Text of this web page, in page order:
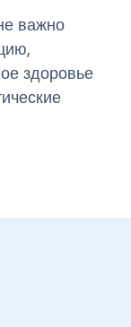
важно
здоровье